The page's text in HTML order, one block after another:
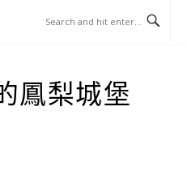
鳳梨城堡